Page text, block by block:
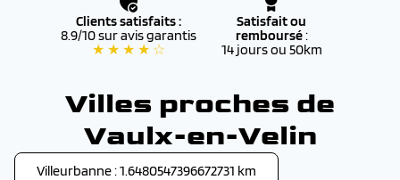
Clients satisfaits :
8.9/10 sur avis garantis
★ ★ ★ ★ ☆
Satisfait ou
remboursé:
14 jours ou 50km
Villes proches de
Vaulx-en-Velin
Villeurbanne : 1.6480547396672731 km